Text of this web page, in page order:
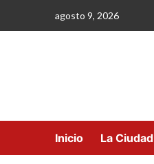
agosto 9, 2026
Inicio La Ciudad